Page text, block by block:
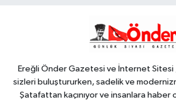
09:51
gidiyor
Ereğli Önder Gazetesi ve İnternet Sitesi
sizleri buluştururken, sadelik ve
Şatafattan kaçınıyor ve insanlara haber